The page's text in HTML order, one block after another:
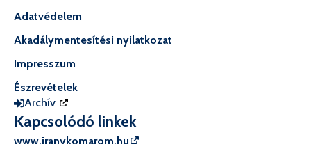
Adatvédelem
Akadálymentesítési nyilatkozat
Impresszum
Észrevételek
Archív
Kapcsolódó linkek
www.iranykomarom.hu